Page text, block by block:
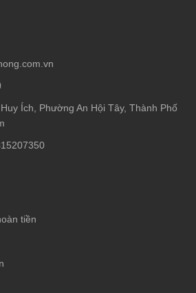
Ích, Phường An Hội Tây, Thành Phố
tiền